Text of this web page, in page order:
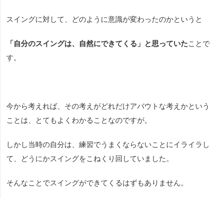
スイングに対して、どのように意識が変わったのかというと
「自分のスイングは、自然にできてくる」と思っていたことで
す。
今から考えれば、その考えがどれだけアバウトな考えかという
ことは、とてもよくわかることなのですが。
しかし当時の自分は、練習でうまくならないことにイライラし
て、どうにかスイングをこねくり回していました。
そんなことでスイングができてくるはずもありません。